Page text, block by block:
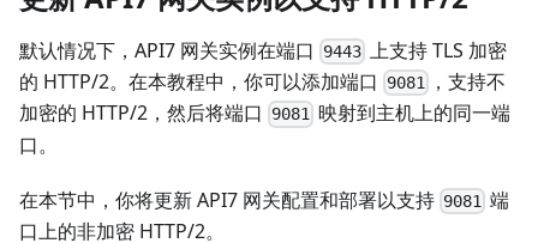
默认情况下，API7 网关实例在端口 9443 上支持 TLS 加密
的 HTTP/2。在本教程中，你可以添加端口
9081
，支持不
加密的 HTTP/2，然后将端口
9081 映射到主机上的同一端
口。
在本节中，你将更新 API7 网关配置和部署以支持 9081 端
口上的非加密 HTTP/2。